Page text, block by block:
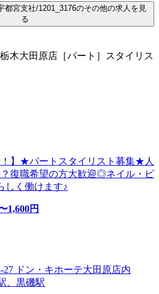
宮支社/1201_3176のその他の求人を見
る
木大田原店［パート］スタイリス
！】★パートスタイリスト募集★人
復職希望の方大歓迎◎ネイル・ピ
しく働けます♪
1,600円
ドン・キホーテ大田原店内
、黒磯駅